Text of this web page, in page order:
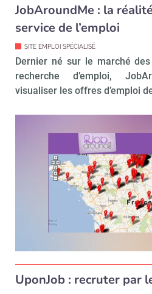
JobAroundMe : la
service de l’emploi
SITE EMPLOI SPÉCIALISÉ
Dernier né sur le marché
recherche d’emploi,
visualiser les offres d’emploi
UponJob : recruter par
Recevoir
Non merci, je reçois déjà
!